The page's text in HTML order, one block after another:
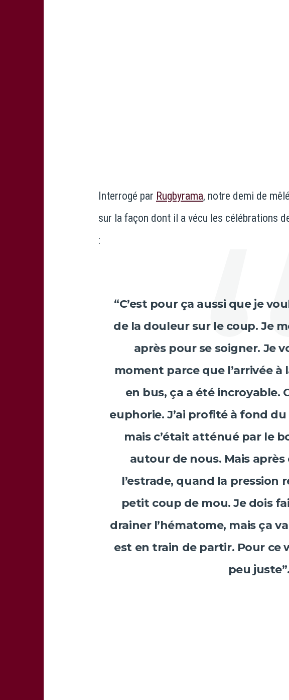
Interrogé par Rugbyrama, notre demi de
sur la façon dont il a vécu les célébrations
:
“C’est pour ça aussi que je
de la douleur sur le coup. Je
après pour se soigner. Je
moment parce que l’arrivée à
en bus, ça a été incroyable.
euphorie. J’ai profité à fond du
mais c’était atténué par le
autour de nous. Mais
l’estrade, quand la pression
petit coup de mou. Je dois
drainer l’hématome, mais ça
est en train de partir. Pour ce
peu juste”.